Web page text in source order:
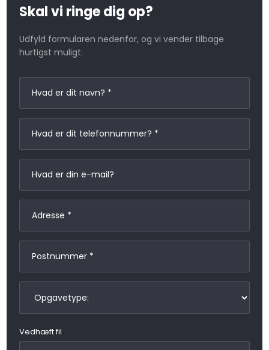
Skal vi ringe dig op?
​Udfyld formularen nedenfor, og vi vender tilbage
hurtigst muligt.
Vedhæft fil